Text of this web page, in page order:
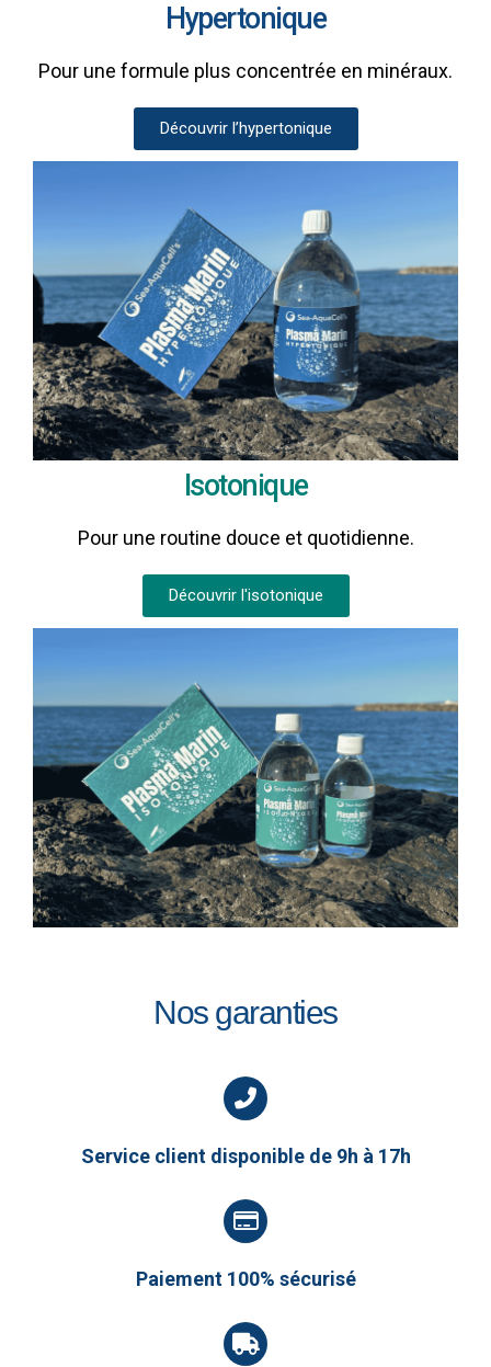
Hypertonique
Pour une formule plus concentrée en minéraux.
Découvrir l’hypertonique
Isotonique
Pour une routine douce et quotidienne.
Découvrir l'isotonique
Nos garanties
Service client disponible de 9h à 17h
Paiement 100% sécurisé